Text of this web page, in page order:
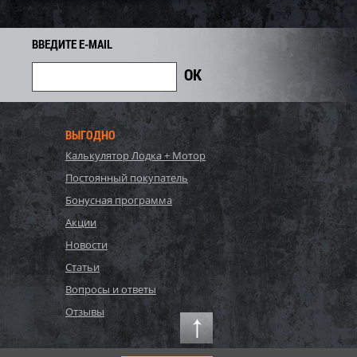
8 100 i
Экономия
6 660 i
740 Экономия
Bestway, Стальной
16296л...
Экономия
P20-2052-S, Polygroup,
Каркасный бассейн
549х274х132см, 17203л...
86 000
81 700
4 300 Экономия
ВВЕДИТЕ E-MAIL
ВЫГОДНО
Калькулятор Лодка + Мотор
Постоянный покупатель
Бонусная программа
Акции
Новости
Статьи
Вопросы и ответы
Отзывы